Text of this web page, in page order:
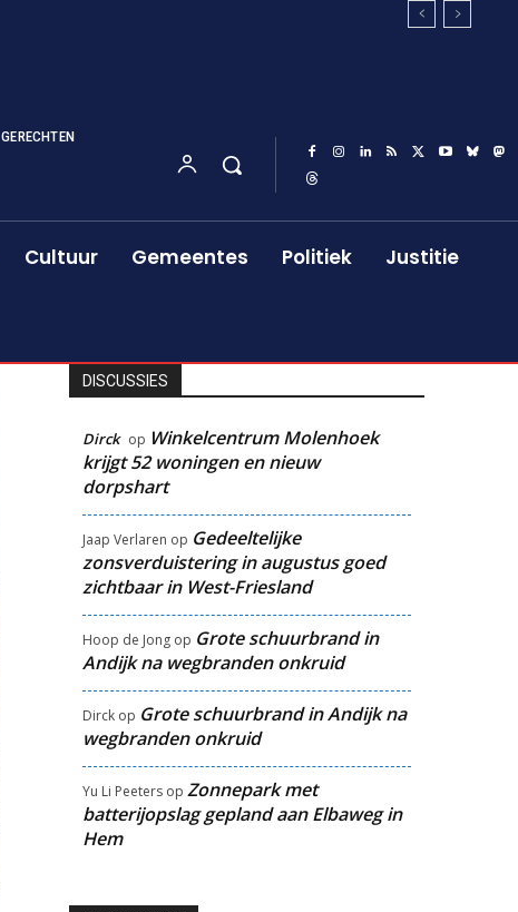
GERECHTEN
Cultuur Gemeentes Politiek Justitie
DISCUSSIES
Dirck op Winkelcentrum Molenhoek
krijgt 52 woningen en nieuw
dorpshart
Jaap Verlaren op Gedeeltelijke
zonsverduistering in augustus goed
zichtbaar in West-Friesland
Hoop de Jongop Grote schuurbrand in
Andijk na wegbranden onkruid
Dirckop Grote schuurbrand in Andijk na
wegbranden onkruid
Yu Li Peetersop Zonnepark met
batterijopslag gepland aan Elbaweg in
Hem